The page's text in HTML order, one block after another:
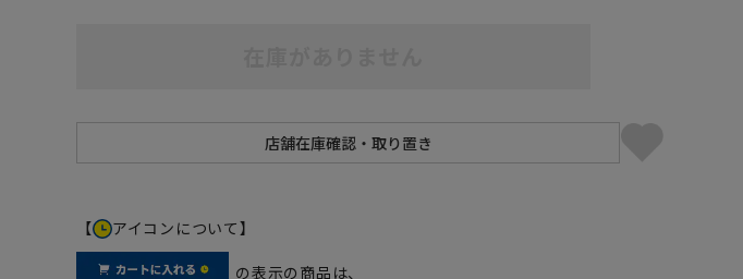
【 アイコンについて】
の表示の商品は、